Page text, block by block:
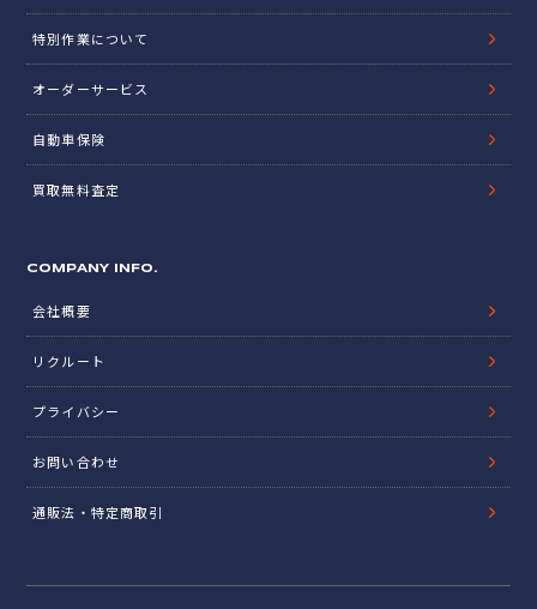
特別作業について
オーダーサービス
自動車保険
買取無料査定
COMPANY INFO.
会社概要
リクルート
プライバシー
お問い合わせ
通販法・特定商取引